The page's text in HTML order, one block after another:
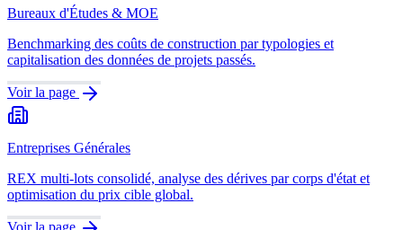
Bureaux d'Études & MOE
Benchmarking des coûts de construction par typologies et
capitalisation des données de projets passés.
Voir la page
Entreprises Générales
REX multi-lots consolidé, analyse des dérives par corps d'état et
optimisation du prix cible global.
Voir la page